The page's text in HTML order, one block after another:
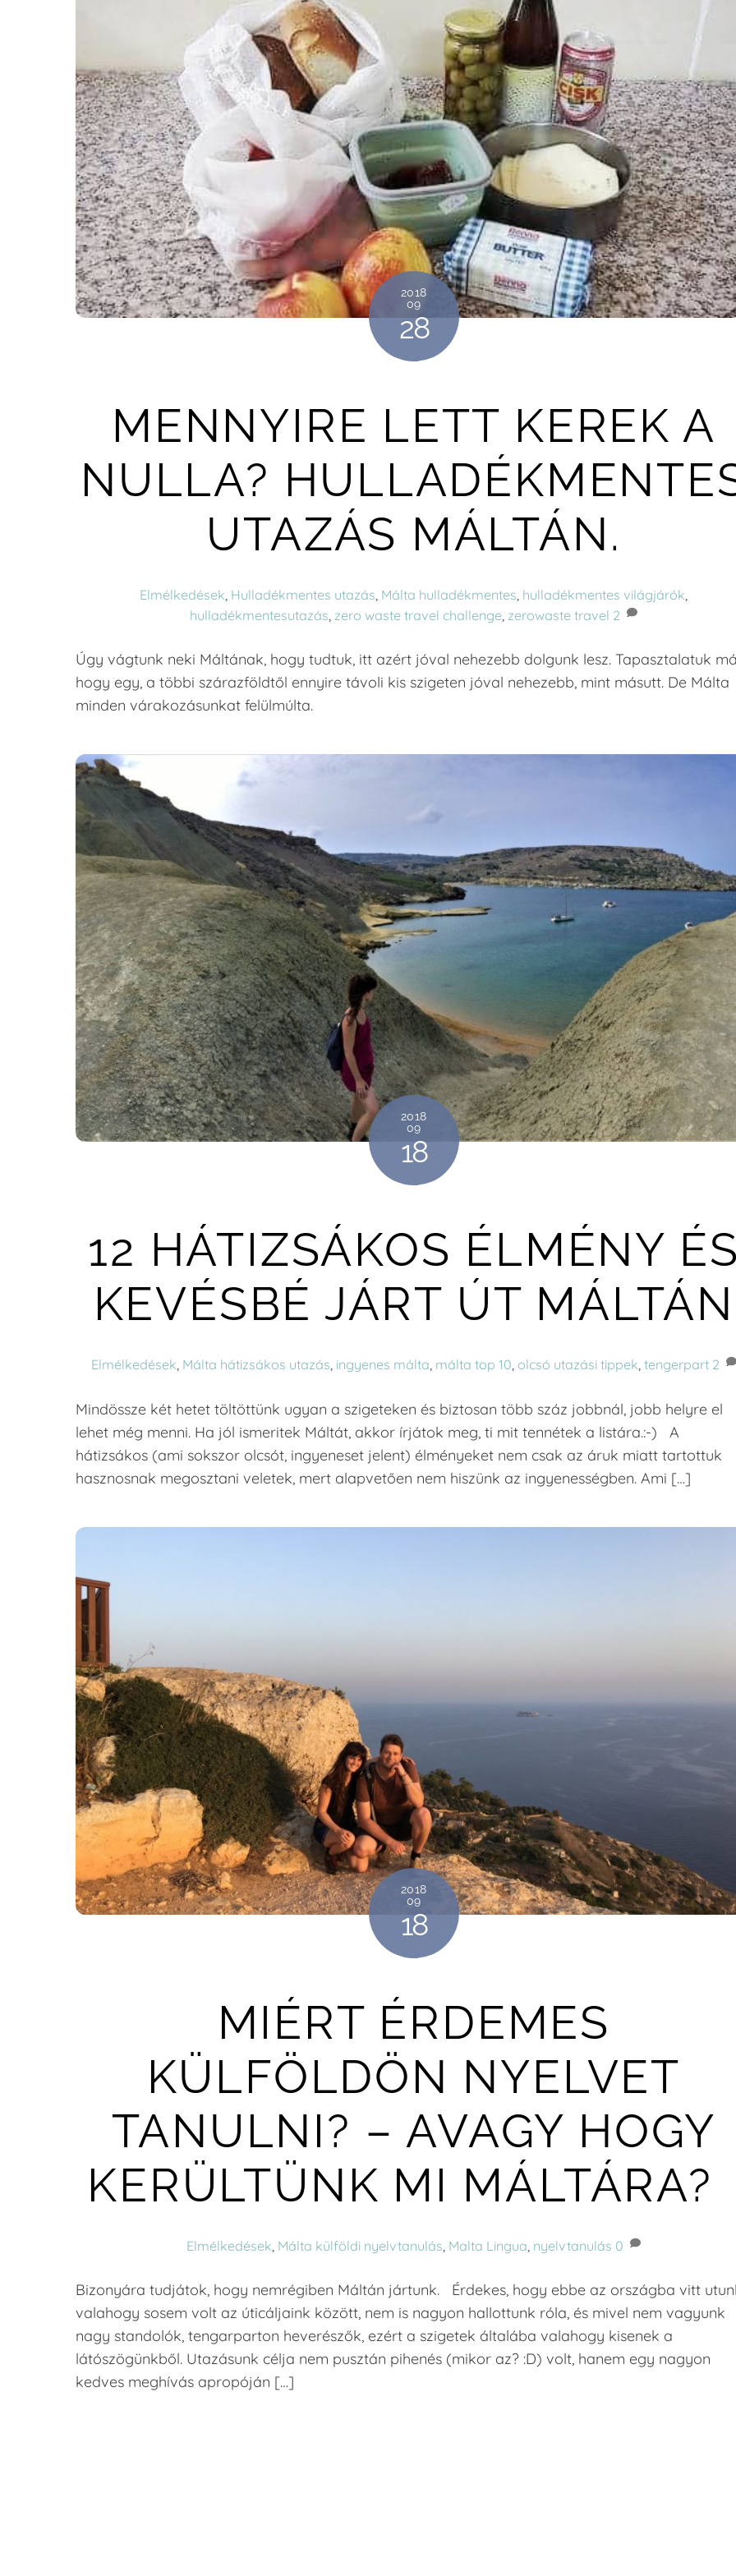
2018
09
28
MENNYIRE LETT KEREK A
NULLA?
UTAZÁS MÁLTÁN.
Elmélkedések Hulladékmentes utazás Málta hulladékmentes hulladékmentes világjárók
hulladékmentesutazás zero waste travel challenge zerowaste travel 2
Úgy vágtunk neki Máltának, hogy tudtuk, itt azért jóval nehezebb dolgunk lesz. Tapasztalatuk
hogy egy, a többi szárazföldtől ennyire távoli kis szigeten jóval nehezebb, mint másutt. De Málta
minden várakozásunkat felülmúlta.
2018
09
18
12 HÁTIZSÁKOS ÉLMÉNY
KEVÉSBÉ JÁRT ÚT MÁLTÁN
Elmélkedések, Málta hátizsákos utazás, ingyenes málta, málta top 10, olcsó utazási tippek, tengerpart 2
Mindössze két hetet töltöttünk ugyan a szigeteken és biztosan több száz jobbnál, jobb helyre el
lehet még menni. Ha jól ismeritek Máltát, akkor írjátok meg, ti mit tennétek a listára.:-) A
hátizsákos (ami sokszor olcsót, ingyeneset jelent) élményeket nem csak az áruk miatt tartottuk
hasznosnak megosztani veletek, mert alapvetően nem hiszünk az ingyenességben. Ami […]
2018
09
18
MIÉRT ÉRDEMES
KÜLFÖLDÖN NYELVET
TANULNI? – AVAGY HOGY
KERÜLTÜNK MI
Elmélkedések Málta külföldi nyelvtanulás Malta Lingua nyelvtanulás 0
Bizonyára tudjátok, hogy nemrégiben Máltán jártunk. Érdekes, hogy ebbe az országba vitt
valahogy sosem volt az úticáljaink között, nem is nagyon hallottunk róla, és mivel nem vagyunk
nagy standolók, tengarparton heverészők, ezért a szigetek általába valahogy kisenek a
látószögünkből. Utazásunk célja nem pusztán pihenés (mikor az? :D) volt, hanem egy nagyon
kedves meghívás apropóján […]